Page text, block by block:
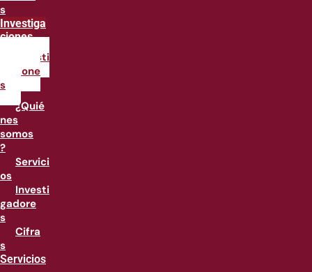
s
Investiga
ciones
Investi
gacione
s
¿Quié
nes
somos
?
Servici
os
Investi
gadore
s
Cifra
s
Servicios